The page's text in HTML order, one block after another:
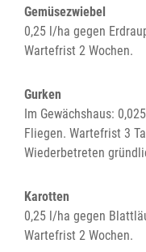
Gemüsezwiebel
0,25 l/ha gegen
Wartefrist 2 Wochen.
Gurken
Im Gewächshaus:
Fliegen. Wartefrist 3
Wiederbetreten
Karotten
0,25 l/ha gegen
Wartefrist 2 Wochen.